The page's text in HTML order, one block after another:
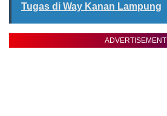
Tugas di Way Kanan Lampung
ADVERTISEMENT